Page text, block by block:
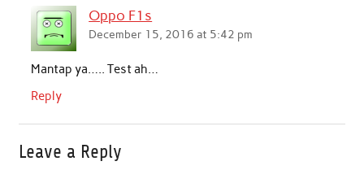
Oppo F1s
December 15, 2016 at 5:42 pm
Mantap ya….. Test ah…
Reply
Leave a Reply